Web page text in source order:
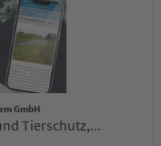
GmbH
Tierschutz,...